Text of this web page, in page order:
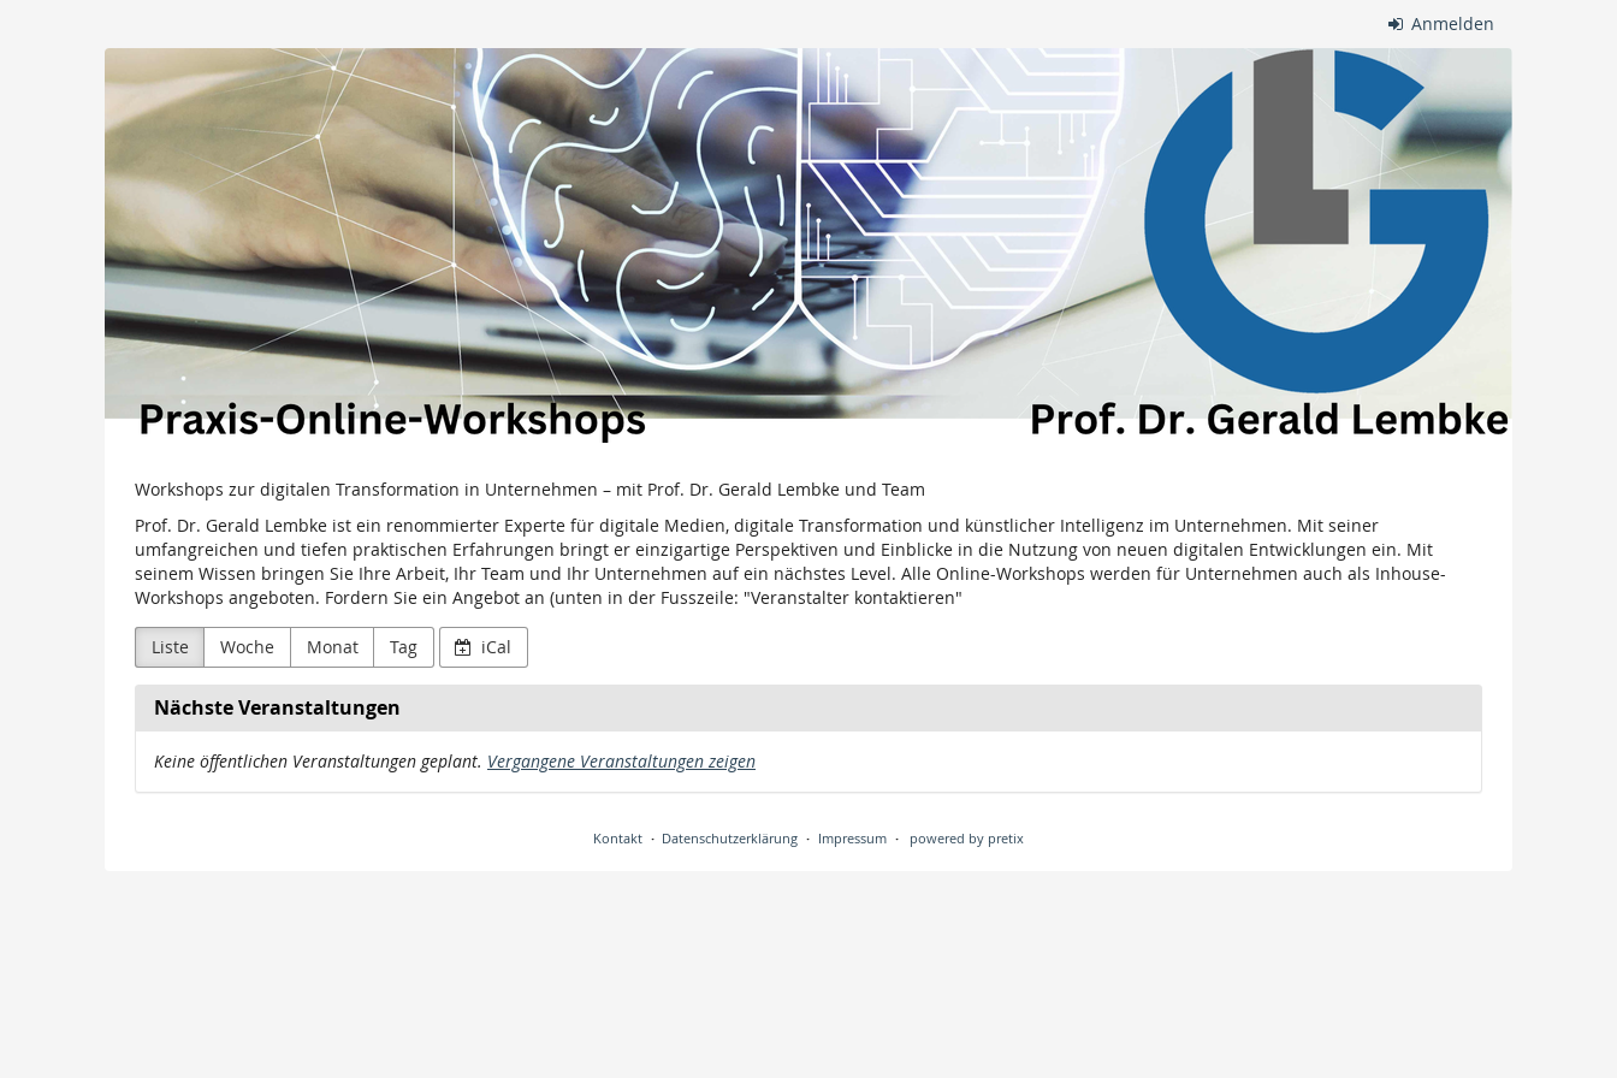
Anmelden
Workshops
zur
digitalen
Transformation
in
Unternehmen
–
Prof.
Gerald
Lembke
Workshops zur digitalen Transformation in Unternehmen – mit Prof. Dr. Gerald Lembke und Team
Prof. Dr. Gerald Lembke ist ein renommierter Experte für digitale Medien, digitale Transformation und künstlicher Intelligenz im Unternehmen. Mit seiner
umfangreichen und tiefen praktischen Erfahrungen bringt er einzigartige Perspektiven und Einblicke in die Nutzung von neuen digitalen Entwicklungen ein. Mit
seinem Wissen bringen Sie Ihre Arbeit, Ihr Team und Ihr Unternehmen auf ein nächstes Level. Alle Online-Workshops werden für Unternehmen auch als Inhouse-
Workshops angeboten. Fordern Sie ein Angebot an (unten in der Fusszeile: "Veranstalter kontaktieren"
Liste Woche Monat Tag iCal
Nächste Veranstaltungen
Keine öffentlichen Veranstaltungen geplant. Vergangene Veranstaltungen zeigen
Kontakt Datenschutzerklärung Impressum powered by pretix